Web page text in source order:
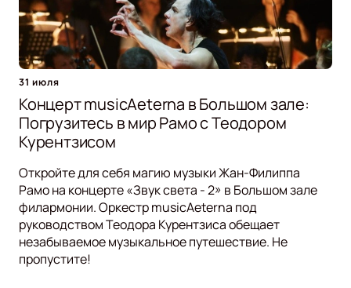
31 июля
Концерт musicAeterna в Большом зале:
Погрузитесь в мир Рамо с Теодором
Курентзисом
Откройте для себя магию музыки Жан-Филиппа
Рамо на концерте «Звук света - 2» в Большом зале
филармонии. Оркестр musicAeterna под
руководством Теодора Курентзиса обещает
незабываемое музыкальное путешествие. Не
пропустите!